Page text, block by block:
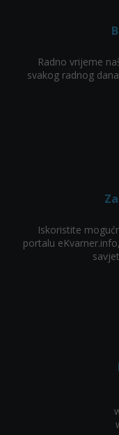
Radno vrijeme
svakog radnog
Iskoristite
portalu eKvarner.info,